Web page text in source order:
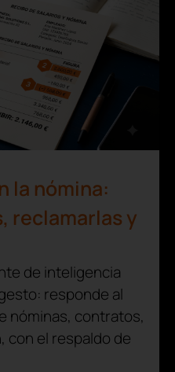
la nómina:
reclamarlas y
de inteligencia
responde al
nóminas, contratos,
con el respaldo de